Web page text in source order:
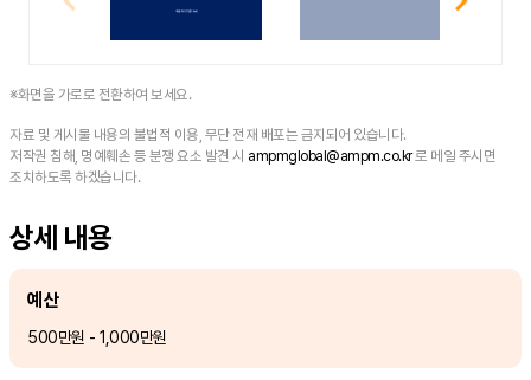
※화면을 가로로 전환하여 보세요.
자료 및 게시물 내용의 불법적 이용, 무단 전재 배포는 금지되어 있습니다.
저작권 침해, 명예훼손 등 분쟁 요소 발견 시 ampmglobal@ampm.co.kr로 메일 주시면
조치하도록 하겠습니다.
상세 내용
예산
500만원 - 1,000만원